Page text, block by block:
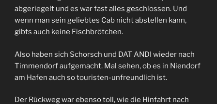
abgeriegelt und es war fast alles geschlossen. Und
wenn man sein geliebtes Cab nicht abstellen kann,
gibts auch keine Fischbrötchen.
Also haben sich Schorsch und DAT ANDI wieder nach
Timmendorf aufgemacht. Mal sehen, ob es in Niendorf
am Hafen auch so touristen-unfreundlich ist.
Der Rückweg war ebenso toll, wie die Hinfahrt nach